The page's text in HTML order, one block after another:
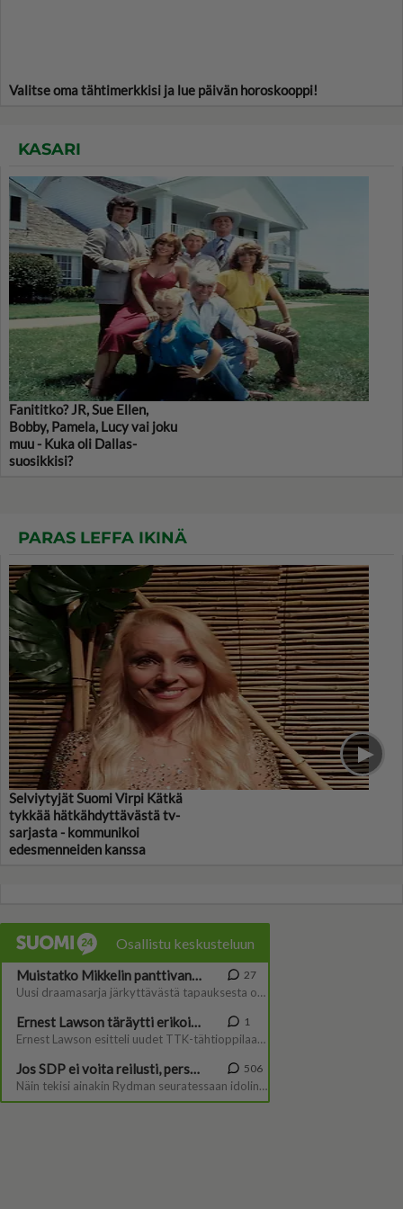
Valitse oma tähtimerkkisi ja lue päivän horoskooppi!
KASARI
Fanititko? JR, Sue Ellen,
Bobby, Pamela, Lucy vai joku
muu - Kuka oli Dallas-
suosikkisi?
PARAS LEFFA IKINÄ
Selviytyjät Suomi Virpi Kätkä
tykkää hätkähdyttävästä tv-
sarjasta - kommunikoi
edesmenneiden kanssa